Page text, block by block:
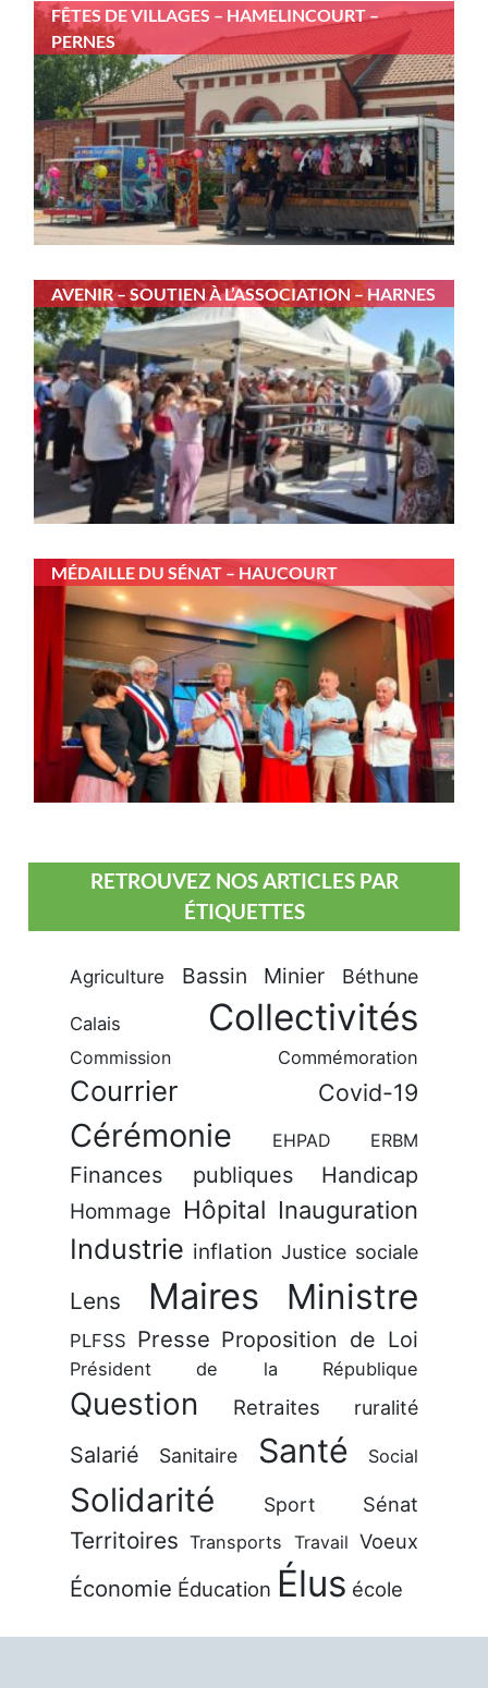
FÊTES DE VILLAGES – HAMELINCOURT –
PERNES
AVENIR – SOUTIEN À L’ASSOCIATION – HARNES
MÉDAILLE DU SÉNAT – HAUCOURT
RETROUVEZ NOS ARTICLES PAR
ÉTIQUETTES
Agriculture Bassin Minier Béthune
Calais Collectivités
Commission Commémoration
Courrier Covid-19
Cérémonie EHPAD ERBM
Finances publiques Handicap
Hommage Hôpital Inauguration
Industrie inflation Justice sociale
Lens Maires Ministre
PLFSS Presse Proposition de Loi
Président de la République
Question Retraites ruralité
Salarié Sanitaire Santé Social
Solidarité Sport Sénat
Territoires Transports Travail Voeux
Économie Éducation Élus école